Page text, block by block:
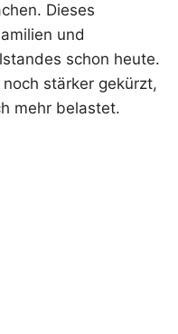
Dieses
und
schon heute.
stärker gekürzt,
mehr belastet.